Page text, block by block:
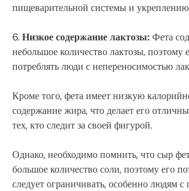
пищеварительной системы и
6.Низкое содержание лактозы:Фета
небольшое количество лактозы, поэтому
потреблять люди с непереносимостью
Кроме того, фета имеет низкую
содержание жира, что делает его
тех, кто следит за своей фигурой.
Однако, необходимо помнить, что сыр
большое количество соли, поэтому его
следует ограничивать, особенно людям